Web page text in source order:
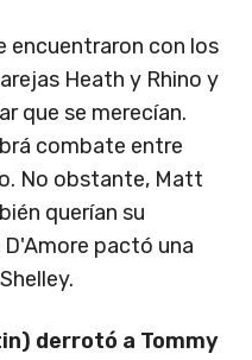
encuentraron con los
Heath y Rhino y
que se merecían.
combate entre
No obstante, Matt
querían su
pactó una
derrotó a Tommy